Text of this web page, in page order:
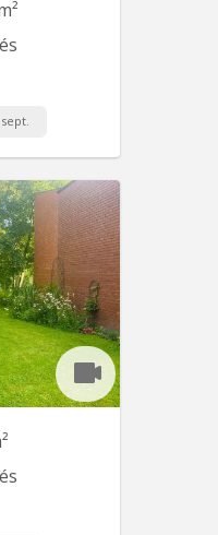
KN 4177
fraîchement
étudiants
lumineux et
jardin
Situé
Elisabeth, de
et du
et toutes...